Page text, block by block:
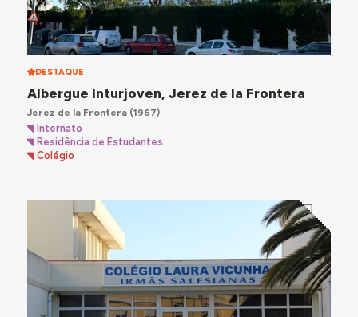
DESTAQUE
Albergue Inturjoven, Jerez de la Frontera
Jerez de la Frontera(1967)
Internato
Residência de Estudantes
Colégio